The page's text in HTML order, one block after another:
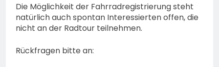
Die Möglichkeit der Fahrradregistrierung steht
natürlich auch spontan Interessierten offen, die
nicht an der Radtour teilnehmen.
Rückfragen bitte an: